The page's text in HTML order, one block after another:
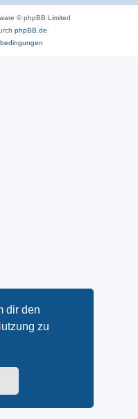
dir den
zu
© phpBB Limited
phpBB.de